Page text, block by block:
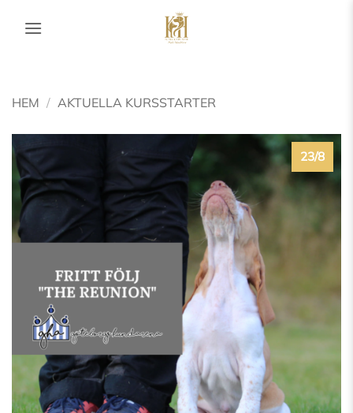
HEM / AKTUELLA KURSSTARTER
23/8